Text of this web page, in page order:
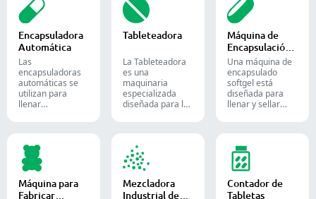
Encapsuladora
Automática
Las
encapsuladoras
automáticas se
utilizan para
llenar
precisas de
polvos, gránulos,
pellets o líquidos
en la producción
farmacéutica y de
Tableteadora
La Tableteadora
es una
maquinaria
especializada
diseñada para la
Máquina de
Encapsulación
de Softgel
Una máquina de
encapsulado
softgel está
diseñada para
llenar y sellar
cápsulas blandas
de gelatina.
Máquina para
Fabricar
Mezcladora
Industrial de
Contador de
Tabletas